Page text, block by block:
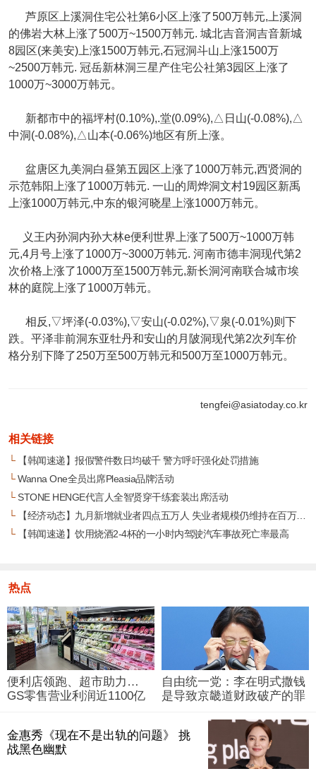
芦原区上溪洞住宅公社第6小区上涨了500万韩元,上溪洞
的佛岩大林上涨了500万~1500万韩元. 城北吉音洞吉音新城
8园区(来美安)上涨1500万韩元,石冠洞斗山上涨1500万
~2500万韩元. 冠岳新林洞三星产住宅公社第3园区上涨了
1000万~3000万韩元。
新都市中的福坪村(0.10%),.堂(0.09%),△日山(-0.08%),△
中洞(-0.08%),△山本(-0.06%)地区有所上涨。
盆唐区九美洞白昼第五园区上涨了1000万韩元,西贤洞的
示范韩阳上涨了1000万韩元. 一山的周烨洞文村19园区新禹
上涨1000万韩元,中东的银河晓星上涨1000万韩元。
义王内孙洞内孙大林e便利世界上涨了500万~1000万韩
元,4月号上涨了1000万~3000万韩元. 河南市德丰洞现代第2
次价格上涨了1000万至1500万韩元,新长洞河南联合城市埃
林的庭院上涨了1000万韩元。
相反,▽坪泽(-0.03%),▽安山(-0.02%),▽泉(-0.01%)则下
跌。平泽非前洞东亚牡丹和安山的月陂洞现代第2次列车价
格分别下降了250万至500万韩元和500万至1000万韩元。
tengfei@asiatoday.co.kr
相关链接
└【韩闻速递】报假警件数日均破千 警方呼吁强化处罚措施
└Wanna One全员出席Pleasia品牌活动
└STONE HENGE代言人全智贤穿干练套装出席活动
└【经济动态】九月新增就业者四点五万人 失业者规模仍维持在百万人次
└【韩闻速递】饮用烧酒2-4杯的一小时内驾驶汽车事故死亡率最高
热点
便利店领跑、超市助力…
GS零售营业利润近1100亿
自由统一党：李在明式撒钱
是导致京畿道财政破产的罪
金惠秀《现在不是出轨的问题》 挑
战黑色幽默